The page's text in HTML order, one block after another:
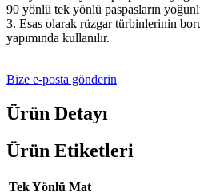
90 yönlü tek yönlü paspasların
3. Esas olarak rüzgar türbinlerinin
yapımında kullanılır.
Bize e-posta gönderin
Ürün Detayı
Ürün Etiketleri
Tek Yönlü Mat